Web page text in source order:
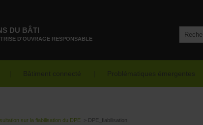
DU BÂTI
D'OUVRAGE RESPONSABLE
Bâtiment connecté Problématiques émergentes
sur la fiabilisation du DPE > DPE_fiabilisation